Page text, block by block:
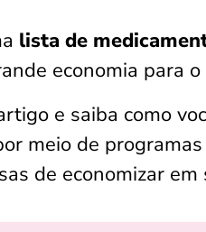
lista de
economia para
e saiba como
meio de
de economizar